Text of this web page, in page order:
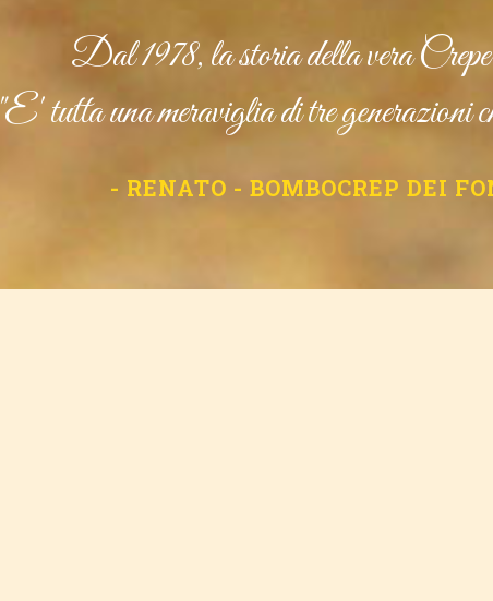
Dal 1978, la storia della vera
"E' tutta una meraviglia di tre generazioni
- RENATO - BOMBOCREP DEI